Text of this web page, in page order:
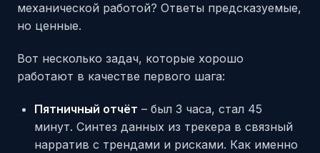
механической работой? Ответы предсказуемые,
но ценные.
Вот несколько задач, которые хорошо
работают в качестве первого шага:
Пятничный отчёт – был 3 часа, стал 45
минут. Синтез данных из трекера в связный
нарратив с трендами и рисками. Как именно